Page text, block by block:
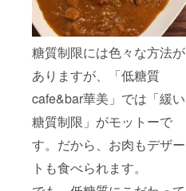
糖質制限には色々な方法が
ありますが、「低糖質
cafe&bar華美」では「緩い
糖質制限」がモットーで
す。だから、お肉もデザー
トも食べられます。